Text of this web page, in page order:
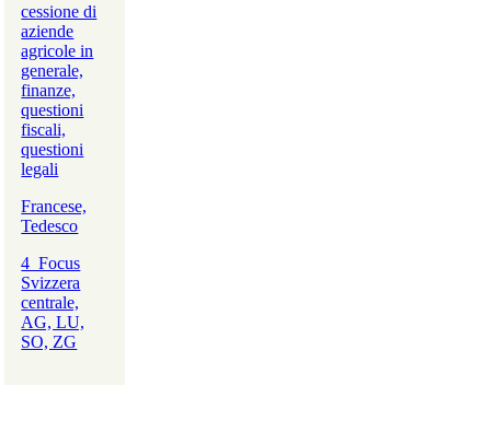
cessione di
aziende
agricole in
generale,
finanze,
questioni
fiscali,
questioni
legali
Francese,
Tedesco
4_Focus
Svizzera
centrale,
AG, LU,
SO, ZG